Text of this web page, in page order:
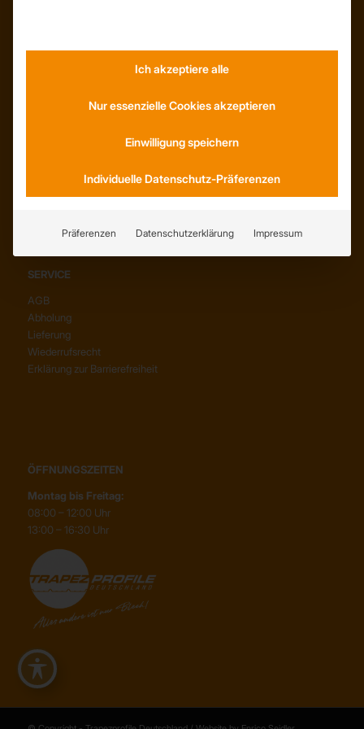
WhatsApp
Social Media
SERVICE
AGB
Abholung
Lieferung
Wiederrufsrecht
Erklärung zur Barrierefreiheit
ÖFFNUNGSZEITEN
Montag bis Freitag:
08:00 – 12:00 Uhr
13:00 – 16:30 Uhr
Ich akzeptiere alle
Nur essenzielle Cookies akzeptieren
Einwilligung speichern
Individuelle Datenschutz-Präferenzen
Präferenzen Datenschutzerklärung Impressum